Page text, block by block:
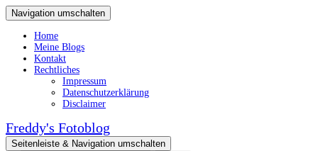
Navigation umschalten
Home
Meine Blogs
Kontakt
Rechtliches
Impressum
Datenschutzerklärung
Disclaimer
Freddy's Fotoblog
Seitenleiste & Navigation umschalten